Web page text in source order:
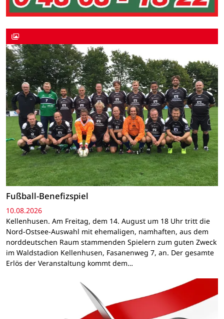
Fußball-Benefizspiel
10.08.2026
Kellenhusen. Am Freitag, dem 14. August um 18 Uhr tritt die
Nord-Ostsee-Auswahl mit ehemaligen, namhaften, aus dem
norddeutschen Raum stammenden Spielern zum guten Zweck
im Waldstadion Kellenhusen, Fasanenweg 7, an. Der gesamte
Erlös der Veranstaltung kommt dem…